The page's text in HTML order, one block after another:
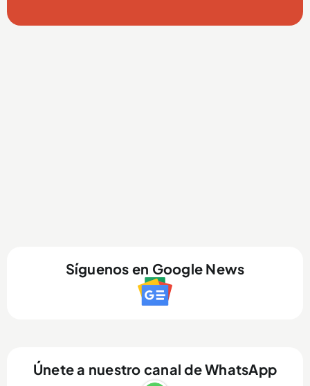
Síguenos en Google News
Únete a nuestro canal de WhatsApp